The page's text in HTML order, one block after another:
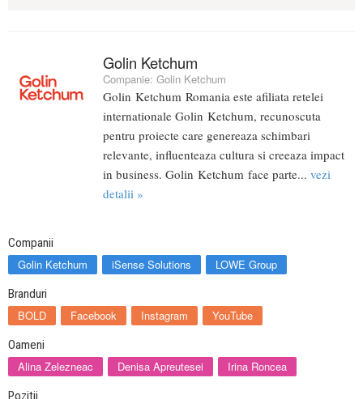
Golin Ketchum
Companie: Golin Ketchum
Golin Ketchum Romania este afiliata retelei
internationale Golin Ketchum, recunoscuta
pentru proiecte care genereaza schimbari
relevante, influenteaza cultura si creeaza impact
in business. Golin Ketchum face parte... vezi
detalii »
Companii
Golin Ketchum iSense Solutions LOWE Group
Branduri
BOLD Facebook Instagram YouTube
Oameni
Alina Zelezneac Denisa Apreutesei Irina Roncea